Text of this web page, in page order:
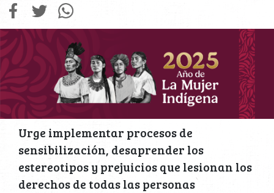
Urge implementar procesos de
sensibilización, desaprender los
estereotipos y prejuicios que lesionan los
derechos de todas las personas